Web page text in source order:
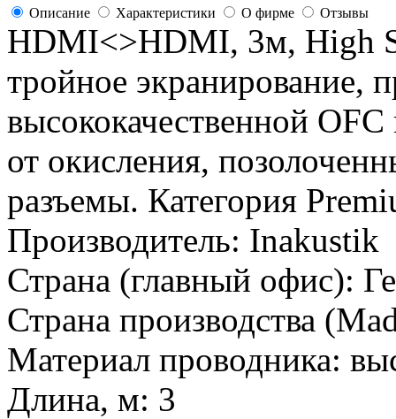
Описание Характеристики О фирме Отзывы
HDMI<>HDMI, 3м, High
тройное экранирование,
высококачественной
от окисления,
разъемы. Категория
Производитель: Inakustik
Страна (главный офис):
Страна производства
Материал проводника:
Длина, м: 3